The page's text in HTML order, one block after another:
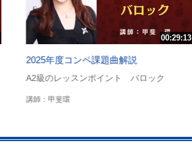
00:29:13
2025年度コンペ課題曲解説
A2級のレッスンポイント バロック
講師：甲斐環